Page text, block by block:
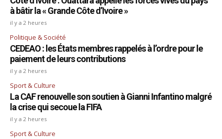
à bâtir la « Grande Côte d’Ivoire »
il y a 2 heures
Politique & Société
CEDEAO : les États membres rappelés à l’ordre pour le
paiement de leurs contributions
il y a 2 heures
Sport & Culture
La CAF renouvelle son soutien à Gianni Infantino malgré
la crise qui secoue la FIFA
il y a 2 heures
Sport & Culture